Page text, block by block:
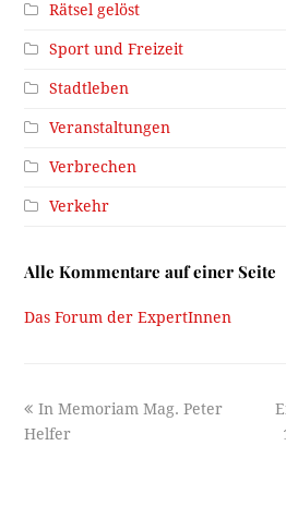
Rätsel gelöst
Sport und Freizeit
Stadtleben
Veranstaltungen
Verbrechen
Verkehr
Alle Kommentare auf einer Seite
Das Forum der ExpertInnen
previous
post:
In Memoriam Mag. Peter
Helfer